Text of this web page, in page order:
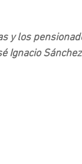
y los
Ignacio